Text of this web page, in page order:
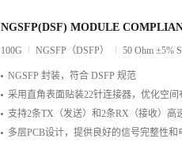
NGSFP(DSF) MODULE
100G NGSFP（DSFP） 50 Ohm ±5%
NGSFP 封装，符合 DSFP 规范
采用直角表面贴装22针连接器，优化空
支持2条TX（发送）和2条RX（接收）高
多层PCB设计，提供良好的信号完整性和